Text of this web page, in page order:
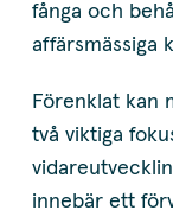
fånga och
affärsmässiga
Förenklat kan
två viktiga
innebär ett